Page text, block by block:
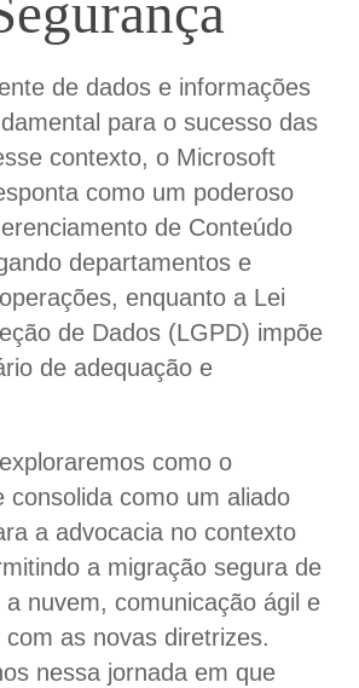
de dados e informações
para o sucesso das
contexto, o Microsoft
como um poderoso
de Conteúdo
departamentos e
enquanto a Lei
de Dados (LGPD) impõe
de adequação e
como o
consolida como um aliado
a advocacia no contexto
a migração segura de
nuvem, comunicação ágil e
as novas diretrizes.
nessa jornada em que